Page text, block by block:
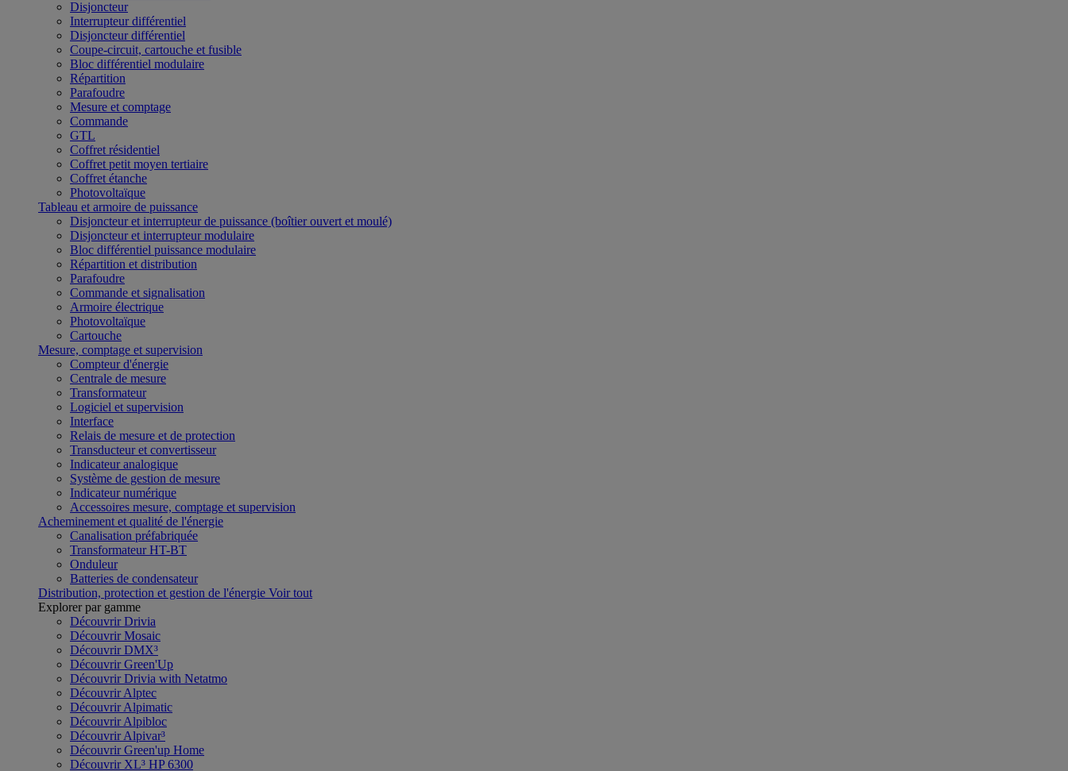
Disjoncteur
Interrupteur différentiel
Disjoncteur différentiel
Coupe-circuit, cartouche et fusible
Bloc différentiel modulaire
Répartition
Parafoudre
Mesure et comptage
Commande
GTL
Coffret résidentiel
Coffret petit moyen tertiaire
Coffret étanche
Photovoltaïque
Tableau et armoire de puissance
Disjoncteur et interrupteur de puissance (boîtier ouvert et moulé)
Disjoncteur et interrupteur modulaire
Bloc différentiel puissance modulaire
Répartition et distribution
Parafoudre
Commande et signalisation
Armoire électrique
Photovoltaïque
Cartouche
Mesure, comptage et supervision
Compteur d'énergie
Centrale de mesure
Transformateur
Logiciel et supervision
Interface
Relais de mesure et de protection
Transducteur et convertisseur
Indicateur analogique
Système de gestion de mesure
Indicateur numérique
Accessoires mesure, comptage et supervision
Acheminement et qualité de l'énergie
Canalisation préfabriquée
Transformateur HT-BT
Onduleur
Batteries de condensateur
Distribution, protection et gestion de l'énergie Voir tout
Explorer par gamme
Découvrir Drivia
Découvrir Mosaic
Découvrir DMX³
Découvrir Green'Up
Découvrir Drivia with Netatmo
Découvrir Alptec
Découvrir Alpimatic
Découvrir Alpibloc
Découvrir Alpivar³
Découvrir Green'up Home
Découvrir XL³ HP 6300